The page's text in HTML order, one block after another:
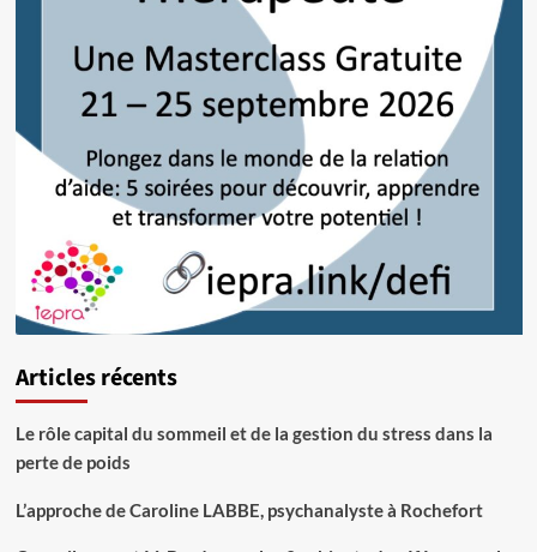
Articles récents
Le rôle capital du sommeil et de la gestion du stress dans la
perte de poids
L’approche de Caroline LABBE, psychanalyste à Rochefort